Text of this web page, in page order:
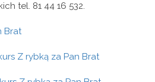
tel. 81 44 16 532.
Brat
Z rybką za Pan Brat